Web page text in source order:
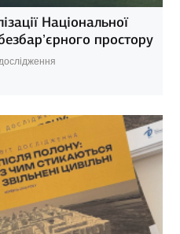
Національної
простору